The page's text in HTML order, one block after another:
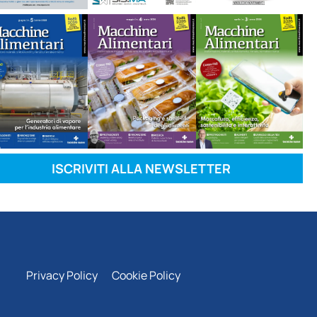
ISCRIVITI ALLA NEWSLETTER
Privacy Policy Cookie Policy